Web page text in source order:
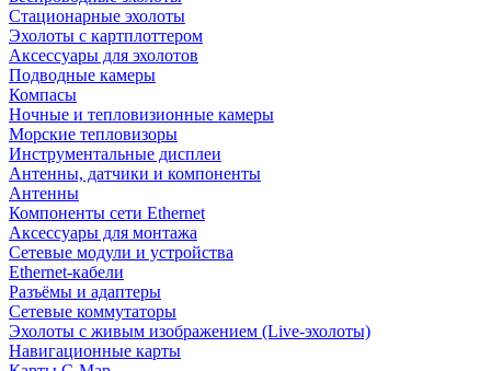
Стационарные эхолоты
Эхолоты с картплоттером
Аксессуары для эхолотов
Подводные камеры
Компасы
Ночные и тепловизионные камеры
Морские тепловизоры
Инструментальные дисплеи
Антенны, датчики и компоненты
Антенны
Компоненты сети Ethernet
Аксессуары для монтажа
Сетевые модули и устройства
Ethernet-кабели
Разъёмы и адаптеры
Сетевые коммутаторы
Эхолоты с живым изображением (Live-эхолоты)
Навигационные карты